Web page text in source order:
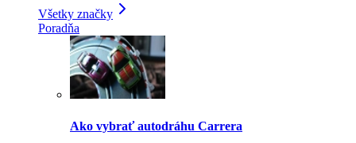
Všetky značky
Poradňa
Ako vybrať autodráhu Carrera